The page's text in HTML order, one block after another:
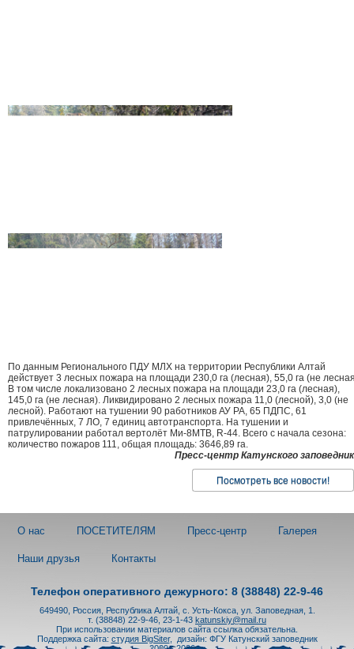
По данным Регионального ПДУ МЛХ на территории Республики Алтай
действует 3 лесных пожара на площади 230,0 га (лесная), 55,0 га (не
В том числе локализовано 2 лесных пожара на площади 23,0 га (лесная),
145,0 га (не лесная). Ликвидировано 2 лесных пожара 11,0 (лесной), 3,0 (не
лесной). Работают на тушении 90 работников АУ РА, 65 ПДПС, 61
привлечённых, 7 ЛО, 7 единиц автотранспорта. На тушении и
патрулировании работал вертолёт Ми-8МТВ, R-44. Всего с начала сезона:
количество пожаров 111, общая площадь: 3646,89 га.
Пресс-центр Катунского
Посмотреть все новости!
О нас ПОСЕТИТЕЛЯМ Пресс-центр Галерея
Наши друзья Контакты
Телефон оперативного дежурного: 8 (38848) 22-9-46
649490, Россия, Республика Алтай, с. Усть-Кокса, ул. Заповедная, 1.
т. (38848) 22-9-46, 23-1-43 katunskiy@mail.ru
При использовании материалов сайта ссылка обязательна.
Поддержка сайта: студия BigSiter,
дизайн: ФГУ Катунский заповедник